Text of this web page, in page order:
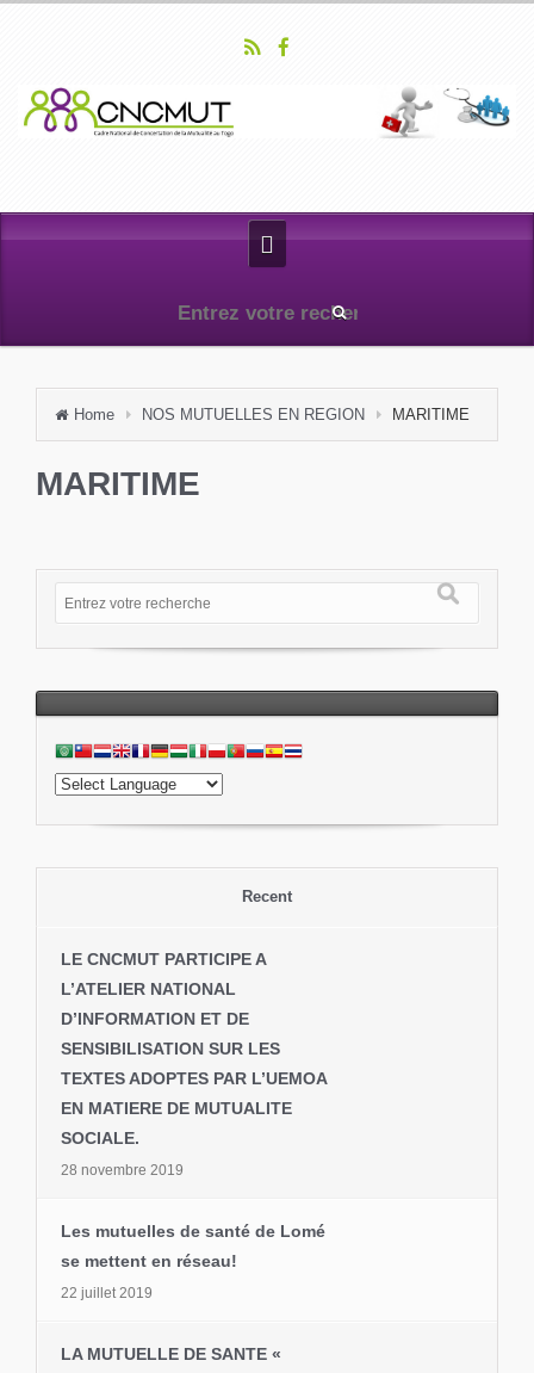
Home NOS MUTUELLES EN REGION MARITIME
MARITIME
Recent
LE CNCMUT PARTICIPE A
L’ATELIER NATIONAL
D’INFORMATION ET DE
SENSIBILISATION SUR LES
TEXTES ADOPTES PAR L’UEMOA
EN MATIERE DE MUTUALITE
SOCIALE.
28 novembre 2019
Les mutuelles de santé de Lomé
se mettent en réseau!
22 juillet 2019
LA MUTUELLE DE SANTE «